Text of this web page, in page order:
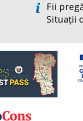
Fii
Situații